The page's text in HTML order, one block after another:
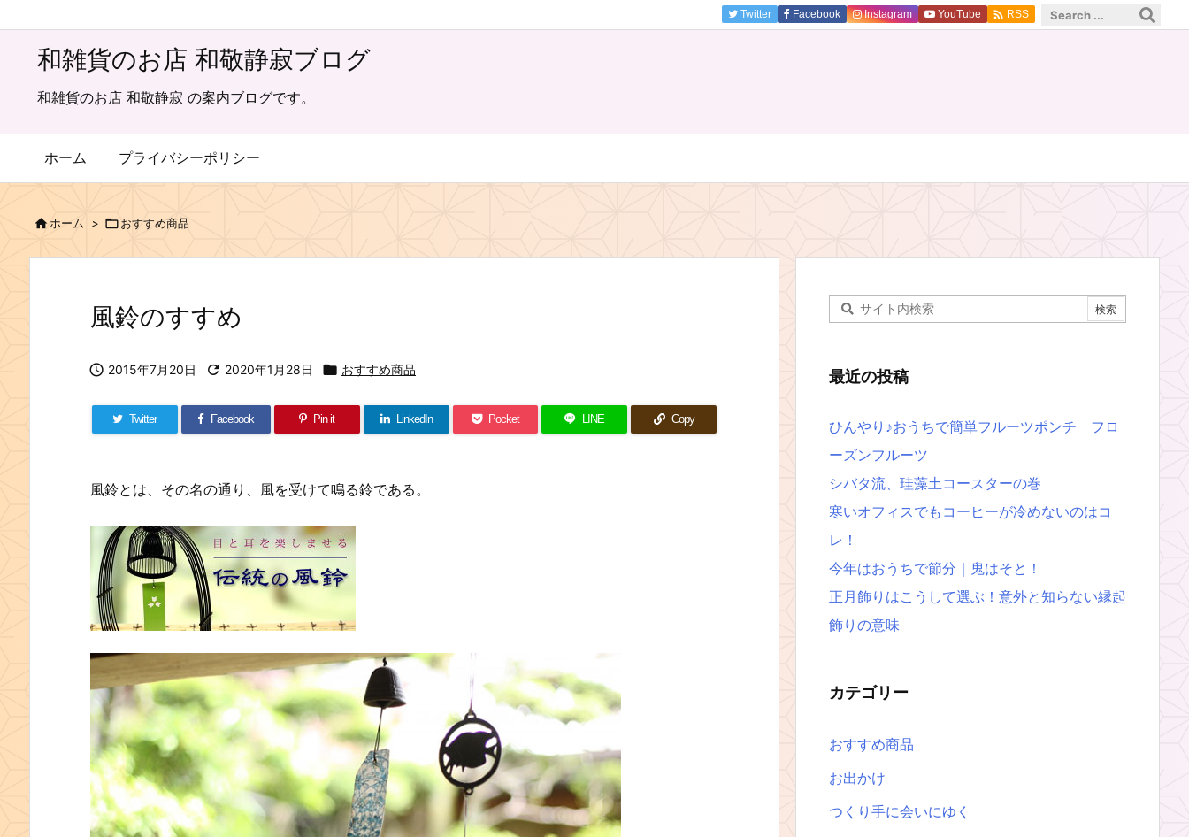
和雑貨のお店 和敬静寂ブログ
和雑貨のお店 和敬静寂 の案内ブログです。
ホーム プライバシーポリシー
Twitter Facebook Instagram YouTube  RSS
ホーム > おすすめ商品
風鈴のすすめ
 2015年7月20日  2020年1月28日  おすすめ商品
Twitter Facebook Pin it LinkedIn Pocket LINE Copy
風鈴とは、その名の通り、風を受けて鳴る鈴である。
最近の投稿
ひんやり♪おうちで簡単フルーツポンチ フロ
ーズンフルーツ
シバタ流、珪藻土コースターの巻
寒いオフィスでもコーヒーが冷めないのはコ
レ！
今年はおうちで節分｜鬼はそと！
正月飾りはこうして選ぶ！意外と知らない縁起
飾りの意味
カテゴリー
おすすめ商品
お出かけ
つくり手に会いにゆく